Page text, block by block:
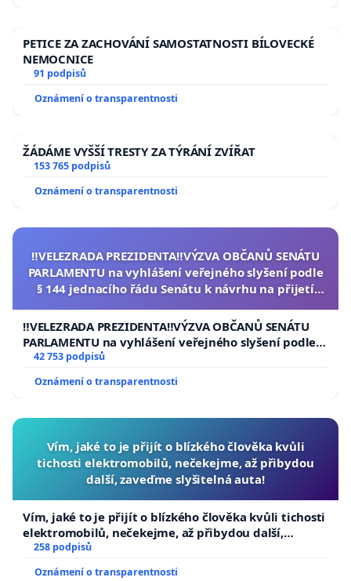
PETICE ZA ZACHOVÁNÍ SAMOSTATNOSTI BÍLOVECKÉ
NEMOCNICE
91 podpisů
Oznámení o transparentnosti
ŽÁDÁME VYŠŠÍ TRESTY ZA TÝRÁNÍ ZVÍŘAT
153 765 podpisů
Oznámení o transparentnosti
‼️VELEZRADA PREZIDENTA‼️VÝZVA OBČANŮ SENÁTU
PARLAMENTU na vyhlášení veřejného slyšení podle
§ 144 jednacího řádu Senátu k návrhu na přijetí
republiky
‼️VELEZRADA PREZIDENTA‼️VÝZVA OBČANŮ SENÁTU
PARLAMENTU na vyhlášení veřejného slyšení podle §
144 jednacího řádu Senátu k návrhu na přijetí
usnesení k podání ústavní žaloby na prezidenta
republiky
42 753 podpisů
Oznámení o transparentnosti
Vím, jaké to je přijít o blízkého člověka kvůli
tichosti elektromobilů, nečekejme, až přibydou
další, zaveďme slyšitelná auta!
Vím, jaké to je přijít o blízkého člověka kvůli tichosti
elektromobilů, nečekejme, až přibydou další,
zaveďme slyšitelná auta!
258 podpisů
Oznámení o transparentnosti